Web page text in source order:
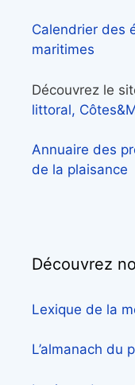
Calendrier des
maritimes
Découvrez le
littoral,
Annuaire des
de la plaisance
Découvrez
Lexique de la
L’almanach du